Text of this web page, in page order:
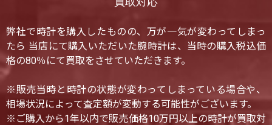
弊社で時計を購入したものの、万が一気が変わってしまっ
たら 当店にて購入いただいた腕時計は、当時の購入税込価
格の80％にて買取をさせていただきます。
※販売当時と時計の状態が変わってしまっている場合や、
相場状況によって査定額が変動する可能性がございます。
※ご購入から1年以内で販売価格10万円以上の時計が買取対